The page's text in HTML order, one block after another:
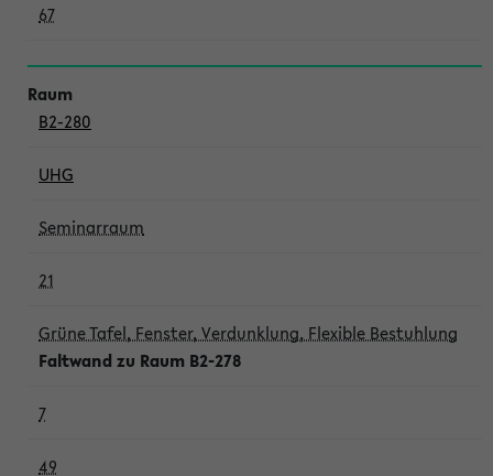
67
B2-280
UHG
Seminarraum
21
Grüne Tafel, Fenster, Verdunklung, Flexible Bestuhlung
Faltwand zu Raum B2-278
7
49